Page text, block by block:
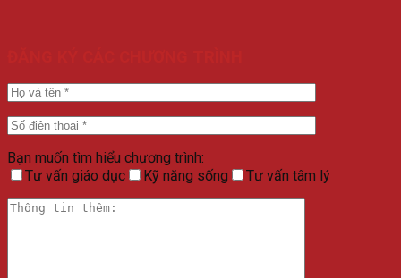
Bạn muốn tìm hiểu chương trình:
Tư vấn giáo dục
Kỹ năng sống Tư vấn tâm lý